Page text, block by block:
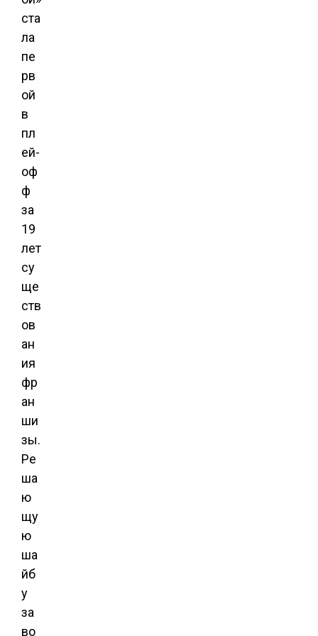
ста
ла
пе
рв
ой
в
пл
ей-
оф
ф
за
19
лет
су
ще
ств
ов
ан
ия
фр
ан
ши
зы.
Ре
ша
ю
щу
ю
ша
йб
у
за
во